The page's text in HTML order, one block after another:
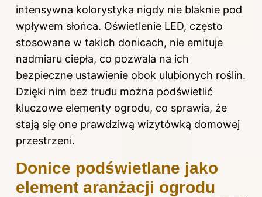
intensywna kolorystyka nigdy nie blaknie pod
wpływem słońca. Oświetlenie LED, często
stosowane w takich donicach, nie emituje
nadmiaru ciepła, co pozwala na ich
bezpieczne ustawienie obok ulubionych roślin.
Dzięki nim bez trudu można podświetlić
kluczowe elementy ogrodu, co sprawia, że
stają się one prawdziwą wizytówką domowej
przestrzeni.
Donice podświetlane jako
element aranżacji ogrodu